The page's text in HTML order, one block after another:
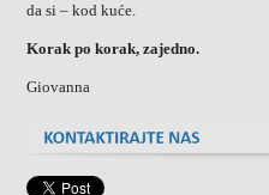
da si – kod kuće.
Korak po korak, zajedno.
Giovanna